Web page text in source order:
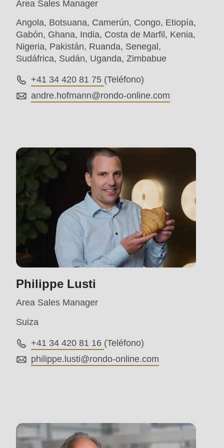
parameter
#1
($string)
of
string
Drupal\rondo_contact\ContactService-
>Drupal\rondo_contact\
{closure}
of
modules/custom/rondo_contact/src/
Area Sales Manager
Angola, Botsuana, Camerún, Congo, Etiopía,
Gabón, Ghana, India, Costa de Marfil, Kenia,
Nigeria, Pakistán, Ruanda, Senegal,
Sudáfrica, Sudán, Uganda, Zimbabue
+41 34 420 81 75 (Teléfono)
andre.hofmann@rondo-online.com
Philippe Lusti
Area Sales Manager
Suiza
+41 34 420 81 16 (Teléfono)
philippe.lusti@rondo-online.com